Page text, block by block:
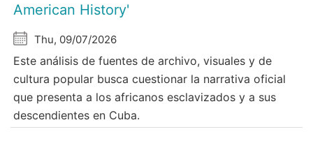
American History'
Thu, 09/07/2026
Este análisis de fuentes de archivo, visuales y de
cultura popular busca cuestionar la narrativa oficial
que presenta a los africanos esclavizados y a sus
descendientes en Cuba.